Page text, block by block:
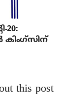
20:
this post